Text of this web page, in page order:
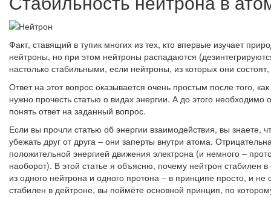
Факт, ставящий в тупик многих из тех, кто впервые изучает
нейтроны, но при этом нейтроны распадаются
настолько стабильными, если нейтроны, из которых они
Ответ на этот вопрос оказывается очень простым после того,
нужно прочесть статью о видах энергии. А до этого
понять ответ на заданный вопрос.
Если вы прочли статью об энергии взаимодействия, вы знаете,
убежать друг от друга – они заперты внутри атома.
положительной энергией движения электрона (и немного –
наоборот). В этой статье я объясню, почему нейтрон
из одного нейтрона и одного протона – в принципе просто, и
стабилен в дейтроне, вы поймёте основной принцип, по